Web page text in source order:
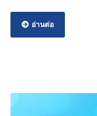
อ่านต่อ